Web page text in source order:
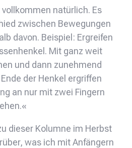
vollkommen natürlich. Es
zwischen Bewegungen
davon. Beispiel: Ergreifen
Mit ganz weit
und dann zunehmend
der Henkel ergriffen
an nur mit zwei Fingern
dieser Kolumne im Herbst
was ich mit Anfängern